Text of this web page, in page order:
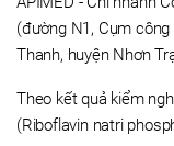
(đường N1, Cụm công
Thanh, huyện Nhơn
Theo kết quả kiểm
(Riboflavin natri